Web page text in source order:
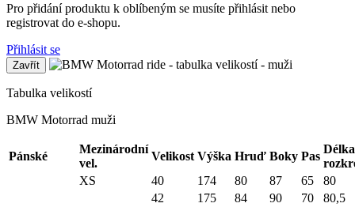
Pro přidání produktu k oblíbeným se musíte přihlásit nebo
registrovat do e-shopu.
Přihlásit se
Zavřít
Tabulka velikostí
BMW Motorrad muži
Pánské
Mezinárodní
vel.
Velikost Výška Hruď Boky Pas
Délka
XS
40 174 80 87 65
80
42
175 84 90 70
80,5